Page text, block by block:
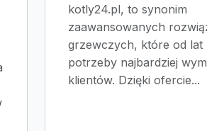
kotly24.pl, to synonim
zaawansowanych
grzewczych, które od lat
potrzeby najbardziej
klientów. Dzięki ofercie...